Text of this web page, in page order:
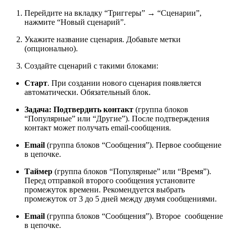
Перейдите на вкладку “Триггеры” → “Сценарии”,
нажмите “Новый сценарий”.
Укажите название сценария. Добавьте метки
(опционально).
Создайте сценарий с такими блоками:
Старт. При создании нового сценария появляется
автоматически. Обязательный блок.
Задача: Подтвердить контакт (группа блоков
“Популярные” или “Другие”). После подтверждения
контакт может получать email-сообщения.
Email (группа блоков “Сообщения”). Первое сообщение
в цепочке.
Таймер (группа блоков “Популярные” или “Время”).
Перед отправкой второго сообщения установите
промежуток времени. Рекомендуется выбрать
промежуток от 3 до 5 дней между двумя сообщениями.
Email (группа блоков “Сообщения”). Второе сообщение
в цепочке.